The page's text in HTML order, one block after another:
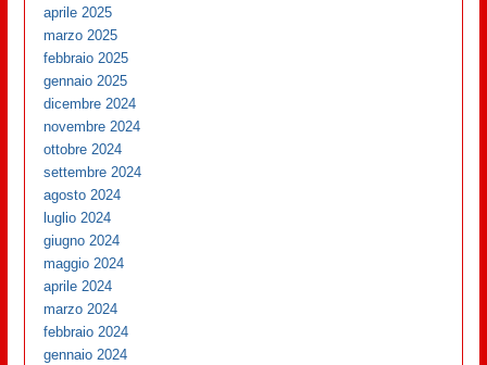
aprile 2025
marzo 2025
febbraio 2025
gennaio 2025
dicembre 2024
novembre 2024
ottobre 2024
settembre 2024
agosto 2024
luglio 2024
giugno 2024
maggio 2024
aprile 2024
marzo 2024
febbraio 2024
gennaio 2024